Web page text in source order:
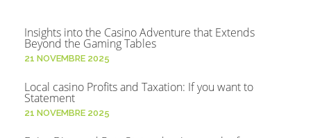
Insights into the Casino Adventure that Extends
Beyond the Gaming Tables
21 NOVEMBRE 2025
Local casino Profits and Taxation: If you want to
Statement
21 NOVEMBRE 2025